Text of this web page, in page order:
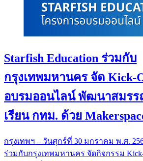
Starfish Education ร่วมกับ
กรุงเทพมหานคร จัด Kick-
อบรมออนไลน์ พัฒนาสมรร
เรียน กทม. ด้วย
กรุงเทพฯ – วันศุกร์ที่ 30 มกราคม พ.ศ.
ร่วมกับกรุงเทพมหานคร จัดกิจกรรม